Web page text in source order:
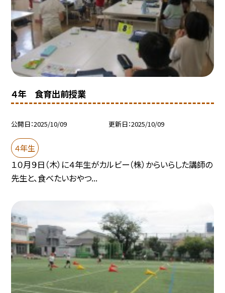
４年 食育出前授業
公開日 2025/10/09 更新日 2025/10/09
４年生
１０月９日（木）に４年生がカルビー（株）からいらした講師の
先生と、食べたいおやつ...